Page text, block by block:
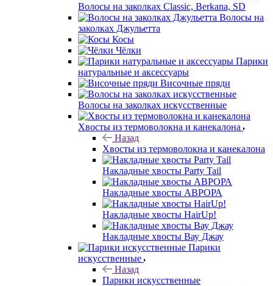
Волосы на заколках Classic, Berkana, SD
Волосы на
заколках Джульетта
Косы
Чёлки
Парики
натуральные и аксессуары
Височные пряди
Волосы на заколках искусственные
Хвосты из термоволокна и канекалона
Назад
Хвосты из термоволокна и канекалона
Накладные хвосты Party Tail
Накладные хвосты АВРОРА
Накладные хвосты HairUp!
Накладные хвосты Вау Джау
Парики
искусственные
Назад
Парики искусственные